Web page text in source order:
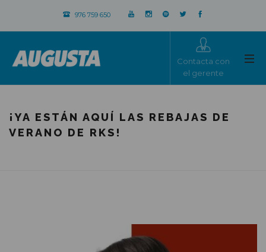
976 759 650
Contacta con
el gerente
¡YA ESTÁN AQUÍ LAS REBAJAS DE
VERANO DE RKS!